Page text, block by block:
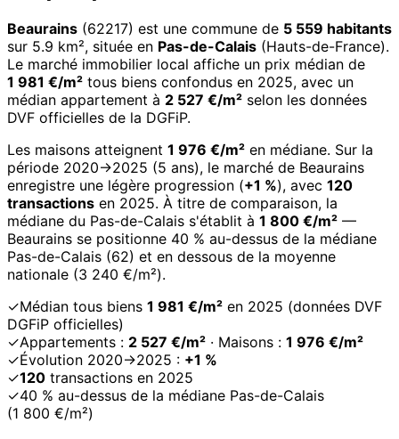
Beaurains (62217) est une commune de 5 559 habitants
sur 5.9 km², située en Pas-de-Calais (Hauts-de-France).
Le marché immobilier local affiche un prix médian de
1 981 €/m² tous biens confondus en 2025, avec un
médian appartement à 2 527 €/m² selon les données
DVF officielles de la DGFiP.
Les maisons atteignent 1 976 €/m² en médiane. Sur la
période 2020→2025 (5 ans), le marché de Beaurains
enregistre une légère progression (+1 %), avec 120
transactions en 2025. À titre de comparaison, la
médiane du Pas-de-Calais s'établit à 1 800 €/m² —
Beaurains se positionne 40 % au-dessus de la médiane
Pas-de-Calais (62) et en dessous de la moyenne
nationale (3 240 €/m²).
✓Médian tous biens 1 981 €/m² en 2025 (données DVF
DGFiP officielles)
✓Appartements : 2 527 €/m² · Maisons : 1 976 €/m²
✓Évolution 2020→2025 : +1 %
✓120 transactions en 2025
✓40 % au-dessus de la médiane Pas-de-Calais
(1 800 €/m²)